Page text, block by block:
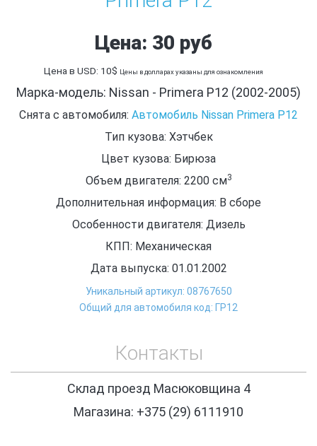
Цена: 30 руб
Цена в USD: 10$ Цены в долларах указаны для ознакомления
Марка-модель: Nissan - Primera P12 (2002-2005)
Снята с автомобиля: Автомобиль Nissan Primera P12
Тип кузова: Хэтчбек
Цвет кузова: Бирюза
Объем двигателя: 2200 см3
Дополнительная информация: В сборе
Особенности двигателя: Дизель
КПП: Механическая
Дата выпуска: 01.01.2002
Уникальный артикул: 08767650
Общий для автомобиля код: ГР12
Контакты
Склад проезд Масюковщина 4
Магазина: +375 (29) 6111910